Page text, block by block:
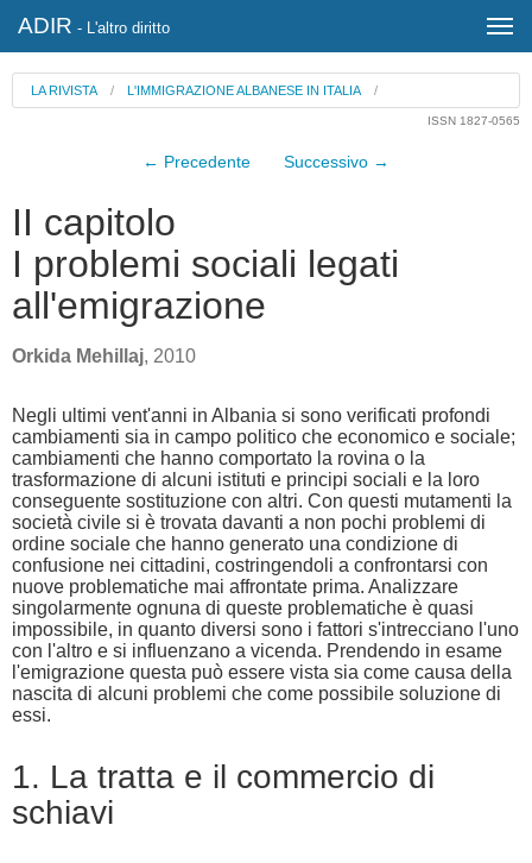
ADIR - L'altro diritto
LA RIVISTA / L'IMMIGRAZIONE ALBANESE IN ITALIA/
ISSN 1827-0565
← Precedente Successivo →
II capitolo
I problemi sociali legati
all'emigrazione
Orkida Mehillaj, 2010
Negli ultimi vent'anni in Albania si sono verificati profondi
cambiamenti sia in campo politico che economico e sociale;
cambiamenti che hanno comportato la rovina o la
trasformazione di alcuni istituti e principi sociali e la loro
conseguente sostituzione con altri. Con questi mutamenti la
società civile si è trovata davanti a non pochi problemi di
ordine sociale che hanno generato una condizione di
confusione nei cittadini, costringendoli a confrontarsi con
nuove problematiche mai affrontate prima. Analizzare
singolarmente ognuna di queste problematiche è quasi
impossibile, in quanto diversi sono i fattori s'intrecciano l'uno
con l'altro e si influenzano a vicenda. Prendendo in esame
l'emigrazione questa può essere vista sia come causa della
nascita di alcuni problemi che come possibile soluzione di
essi.
1. La tratta e il commercio di
schiavi